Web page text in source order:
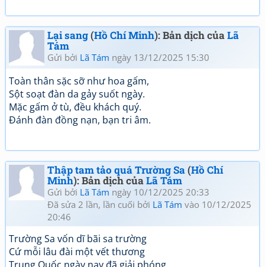
Lại sang(Hồ Chí Minh): Bản dịch củaLã
Tám
Gửi bởi Lã Tám ngày 13/12/2025 15:30
Toàn thân sặc sỡ như hoa gấm,
Sột soạt đàn da gảy suốt ngày.
Mặc gấm ở tù, đều khách quý.
Đánh đàn đồng nạn, bạn tri âm.
Thập tam tảo quá Trường Sa(Hồ Chí
Minh): Bản dịch củaLã Tám
Gửi bởi Lã Tám ngày 10/12/2025 20:33
Đã sửa 2 lần, lần cuối bởi Lã Tám vào 10/12/2025
20:46
Trường Sa vốn dĩ bãi sa trường
Cứ mỗi lâu đài một vết thương